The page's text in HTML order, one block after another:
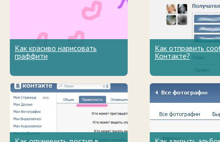
Как красиво нарисовать
граффити
Как отправить
Контакте?